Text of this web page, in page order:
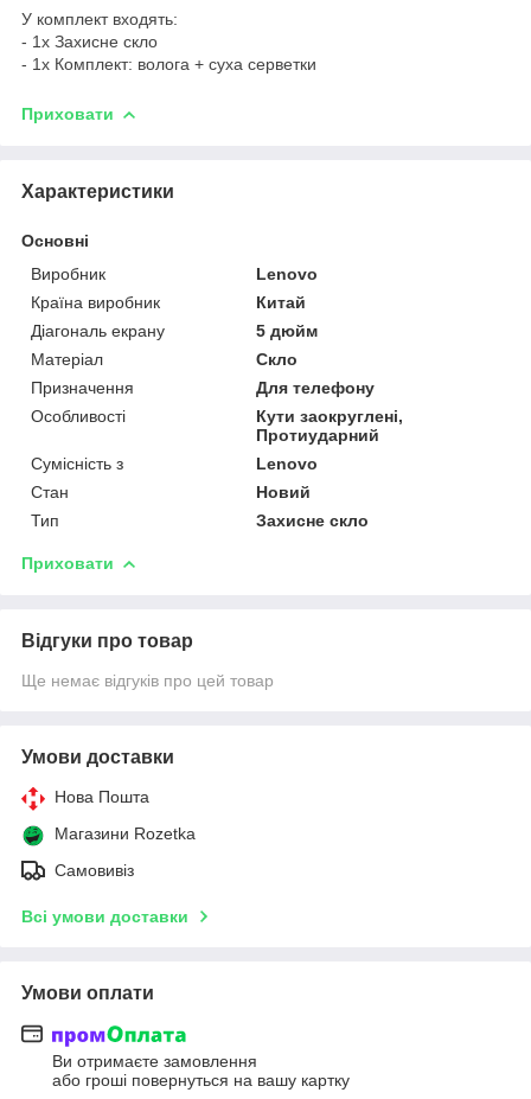
У комплект входять:
- 1х Захисне скло
- 1х Комплект: волога + суха серветки
Приховати
Характеристики
Основні
Виробник
Lenovo
Країна виробник
Китай
Діагональ екрану
5 дюйм
Матеріал
Скло
Призначення
Для телефону
Особливості
Кути заокруглені,
Протиударний
Сумісність з
Lenovo
Стан
Новий
Тип
Захисне скло
Приховати
Відгуки про товар
Ще немає відгуків про цей товар
Умови доставки
Нова Пошта
Магазини Rozetka
Самовивіз
Всі умови доставки
Умови оплати
Ви отримаєте замовлення
або гроші повернуться на вашу картку